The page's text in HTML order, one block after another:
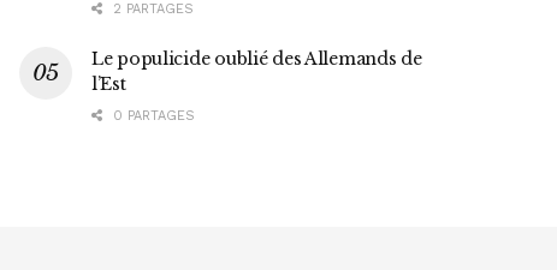
2 PARTAGES
Le populicide oublié des Allemands de
l’Est
0 PARTAGES